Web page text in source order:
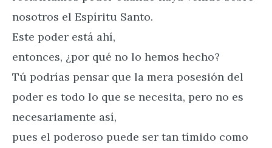
nosotros el Espíritu Santo.
Este poder está ahí,
entonces, ¿por qué no lo hemos hecho?
Tú podrías pensar que la mera posesión del
poder es todo lo que se necesita, pero no es
necesariamente así,
pues el poderoso puede ser tan tímido como